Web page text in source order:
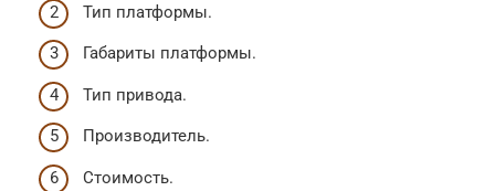
Тип платформы.
Габариты платформы.
Тип привода.
Производитель.
Стоимость.